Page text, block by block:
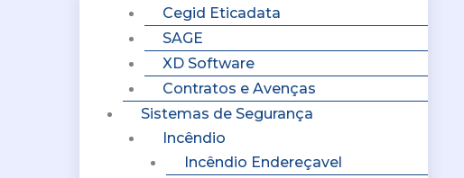
Cegid Eticadata
SAGE
XD Software
Contratos e Avenças
Sistemas de Segurança
Incêndio
Incêndio Endereçavel